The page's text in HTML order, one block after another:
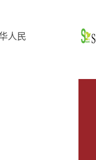
人民